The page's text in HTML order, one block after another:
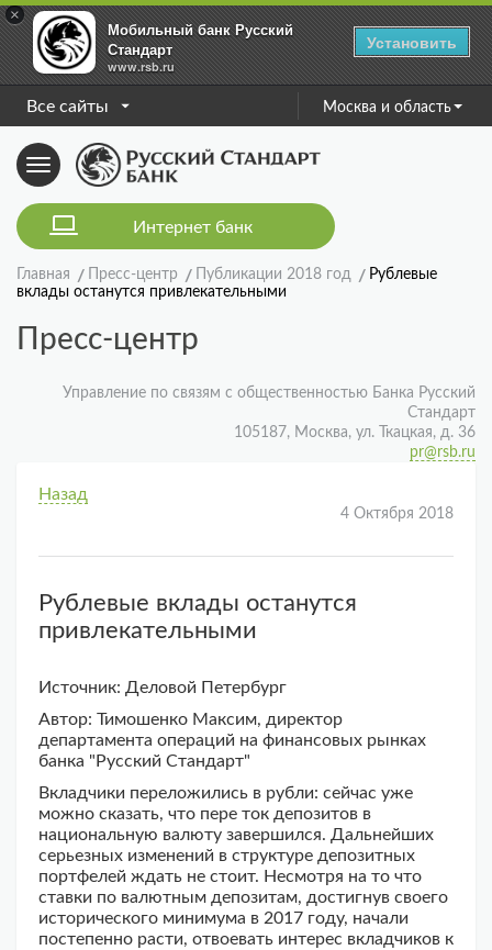
×
Мобильный банк Русский
Стандарт
www.rsb.ru
Установить
Все сайты Москва и область
Toggle
navigation
Интернет банк
Главная Пресс-центр Публикации 2018 год
Рублевые
вклады останутся привлекательными
Пресс-центр
Управление по связям с общественностью Банка Русский
Стандарт
105187, Москва, ул. Ткацкая, д. 36
pr@rsb.ru
Назад
4 Октября 2018
Рублевые вклады останутся
привлекательными
Источник: Деловой Петербург
Автор: Тимошенко Максим, директор
департамента операций на финансовых рынках
банка "Русский Стандарт"
Вкладчики переложились в рубли: сейчас уже
можно сказать, что пере ток депозитов в
национальную валюту завершился. Дальнейших
серьезных изменений в структуре депозитных
портфелей ждать не стоит. Несмотря на то что
ставки по валютным депозитам, достигнув своего
исторического минимума в 2017 году, начали
постепенно расти, отвоевать интерес вкладчиков к